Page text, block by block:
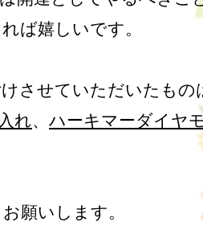
ば嬉しいです。
れ、 ハーキマーダイヤ
願いします。